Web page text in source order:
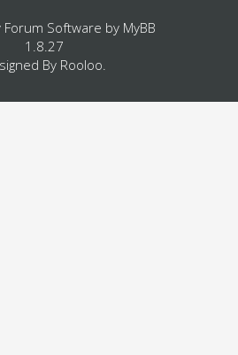
Forum Software by MyBB
1.8.27
By Rooloo.